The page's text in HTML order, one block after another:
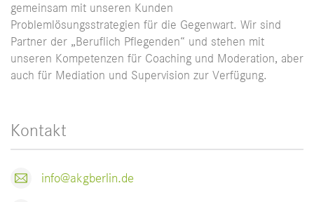
gemeinsam mit unseren Kunden
Problemlösungsstrategien für die Gegenwart. Wir sind
Partner der „Beruflich Pflegenden“ und stehen mit
unseren Kompetenzen für Coaching und Moderation, aber
auch für Mediation und Supervision zur Verfügung.
Kontakt
info@akgberlin.de